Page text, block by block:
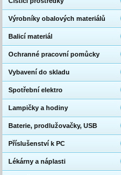
Výrobníky obalových materiálů
Balicí materiál
Ochranné pracovní pomůcky
Vybavení do skladu
Spotřební elektro
Lampičky a hodiny
Baterie, prodlužovačky, USB
Příslušenství k PC
Lékárny a náplasti